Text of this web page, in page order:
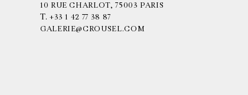
10 RUE CHARLOT, 75003 PARIS
T. +33 1 42 77 38 87
GALERIE@CROUSEL.COM